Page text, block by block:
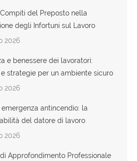
del Preposto nella
degli Infortuni sul Lavoro
2026
e benessere dei lavoratori:
strategie per un ambiente sicuro
2026
emergenza antincendio: la
del datore di lavoro
2026
Approfondimento Professionale